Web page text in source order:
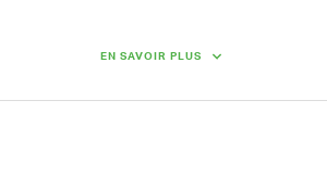
8.50 kg
EN SAVOIR PLUS